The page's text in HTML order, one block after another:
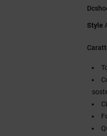
Style